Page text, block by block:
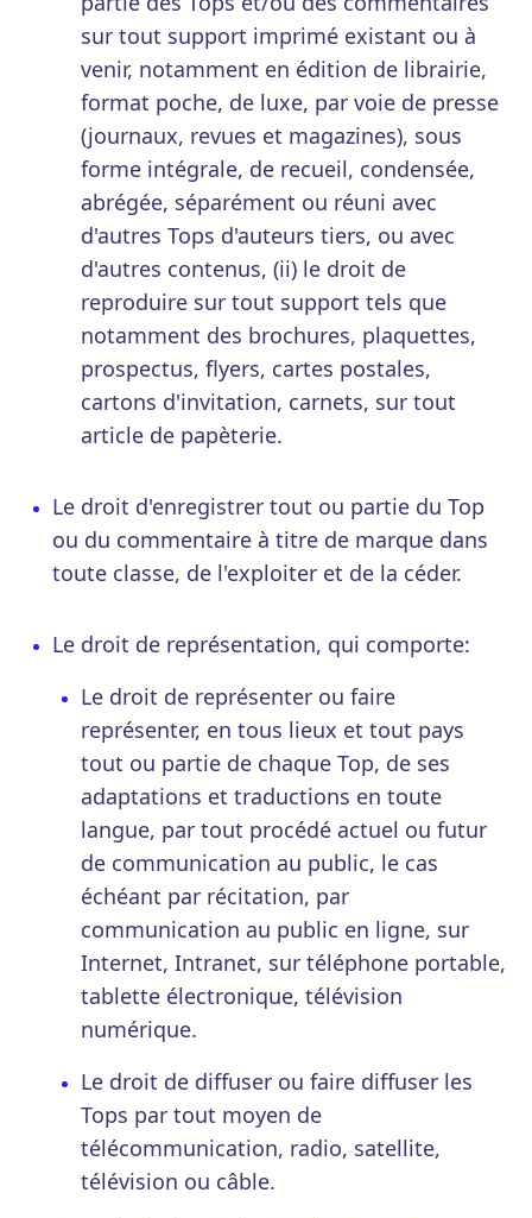
sur tout support imprimé existant ou à
venir, notamment en édition de librairie,
format poche, de luxe, par voie de presse
(journaux, revues et magazines), sous
forme intégrale, de recueil, condensée,
abrégée, séparément ou réuni avec
d'autres Tops d'auteurs tiers, ou avec
d'autres contenus, (ii) le droit de
reproduire sur tout support tels que
notamment des brochures, plaquettes,
prospectus, flyers, cartes postales,
cartons d'invitation, carnets, sur tout
article de papèterie.
Le droit d'enregistrer tout ou partie du Top
ou du commentaire à titre de marque dans
toute classe, de l'exploiter et de la céder.
Le droit de représentation, qui comporte:
Le droit de représenter ou faire
représenter, en tous lieux et tout pays
tout ou partie de chaque Top, de ses
adaptations et traductions en toute
langue, par tout procédé actuel ou futur
de communication au public, le cas
échéant par récitation, par
communication au public en ligne, sur
Internet, Intranet, sur téléphone portable,
tablette électronique, télévision
numérique.
Le droit de diffuser ou faire diffuser les
Tops par tout moyen de
télécommunication, radio, satellite,
télévision ou câble.